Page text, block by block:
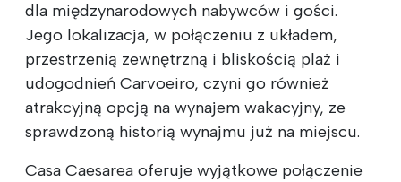
dla międzynarodowych nabywców i gości.
Jego lokalizacja, w połączeniu z układem,
przestrzenią zewnętrzną i bliskością plaż i
udogodnień Carvoeiro, czyni go również
atrakcyjną opcją na wynajem wakacyjny, ze
sprawdzoną historią wynajmu już na miejscu.
Casa Caesarea oferuje wyjątkowe połączenie